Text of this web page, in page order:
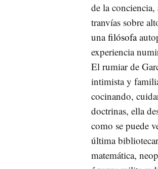
de la conciencia,
tranvías sobre
unafilósofa
experiencia
El rumiar de
intimista y
cocinando,
doctrinas, ella
como se puede
última
matemática,